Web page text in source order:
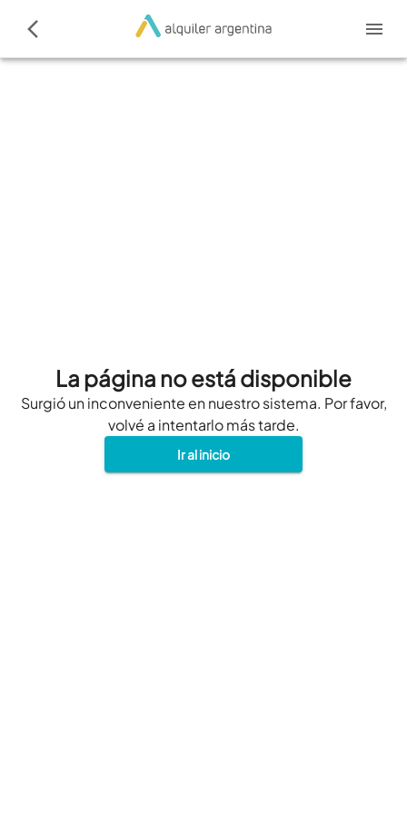
La página no está disponible
Surgió un inconveniente en nuestro sistema. Por favor,
volvé a intentarlo más tarde.
Ir al inicio